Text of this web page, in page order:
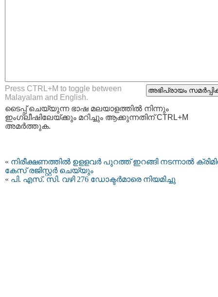
Press CTRL+M to toggle between
Malayalam and English.
ടൈപ്പ്‌ ചെയ്യുന്ന ഭാഷ മലയാളത്തില്‍ നിന്നും
ഇംഗ്ലീഷിലേയ്ക്കും മറിച്ചും ആക്കുന്നതിന് CTRL+M
അമര്‍ത്തുക.
« നിരീക്ഷണത്തില്‍ ഉളളവര്‍ പുറത്ത് ഇറങ്ങി നടന്നാല്‍
കേസ് രജിസ്റ്റര്‍ ചെയ്യും
« പി. എസ്. സി. വഴി 276 ഡോക്ടർ‍‍മാരെ നിയമിച്ചു